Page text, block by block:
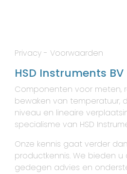
Privacy - Voorwaarden
HSD Instruments BV
Componenten voor meten,
bewaken van temperatuur,
niveau en lineaire
specialisme van HSD
Onze kennis gaat verder
productkennis. We bieden u
gedegen advies en